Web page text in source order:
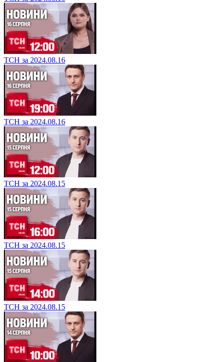
ТСН за 2024.08.16
ТСН за 2024.08.16
ТСН за 2024.08.15
ТСН за 2024.08.15
ТСН за 2024.08.15